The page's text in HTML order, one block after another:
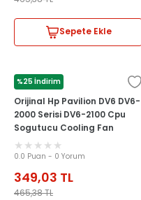
Sepete Ekle
%25 İndirim
HP
Orijinal Hp Pavilion DV6 DV6-
2000 Serisi DV6-2100 Cpu
Sogutucu Cooling Fan
0.0 Puan - 0 Yorum
349,03 TL
465,38TL